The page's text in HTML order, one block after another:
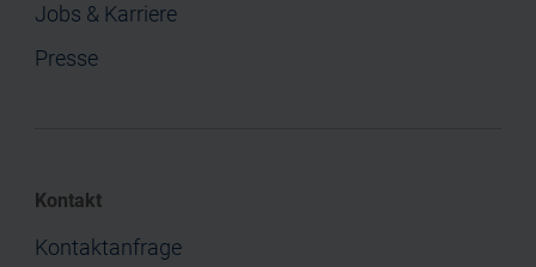
Jobs & Karriere
Presse
Kontakt
Kontaktanfrage